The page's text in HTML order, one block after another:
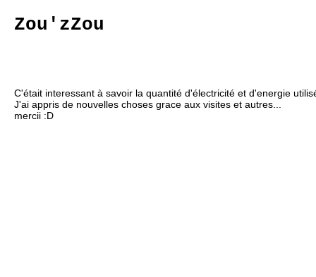
Zou'zZou
C'était interessant à savoir la quantité d'électricité et d'energie
J'ai appris de nouvelles choses grace aux visites et autres...
mercii :D